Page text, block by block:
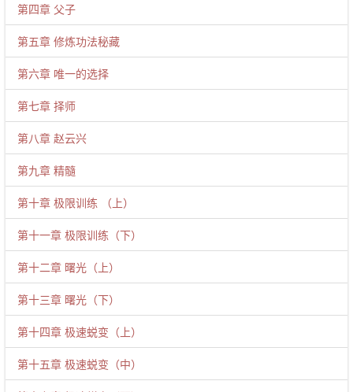
第四章 父子
第五章 修炼功法秘藏
第六章 唯一的选择
第七章 择师
第八章 赵云兴
第九章 精髓
第十章 极限训练 （上）
第十一章 极限训练（下）
第十二章 曙光（上）
第十三章 曙光（下）
第十四章 极速蜕变（上）
第十五章 极速蜕变（中）